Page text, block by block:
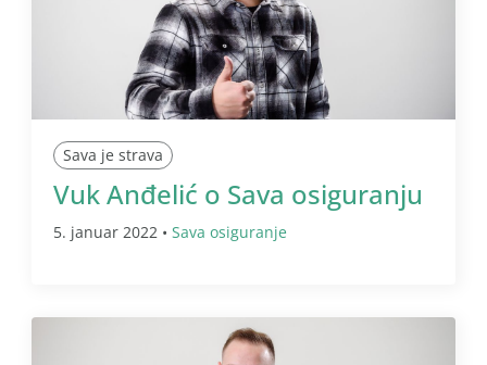
Sava je strava
Vuk Anđelić o Sava osiguranju
5. januar 2022 • Sava osiguranje